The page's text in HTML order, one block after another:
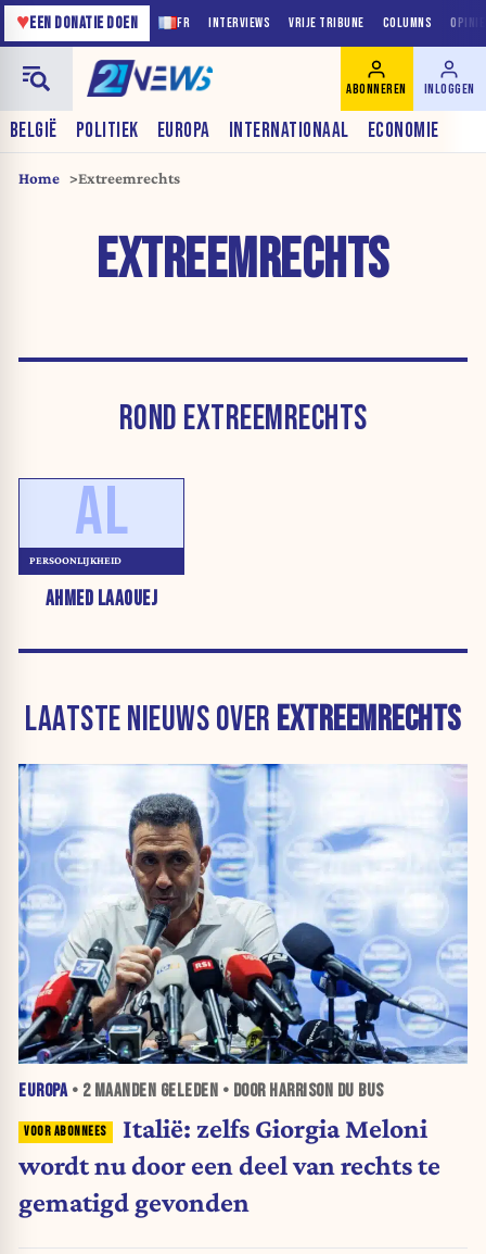
FR INTERVIEWS VRIJE TRIBUNE COLUMNS
♥EEN DONATIE DOEN
BELGIË POLITIEK EUROPA INTERNATIONAAL ECONOMIE
ABONNEREN INLOGGEN
Home Extreemrechts
EXTREEMRECHTS
ROND EXTREEMRECHTS
AHMED LAAOUEJ
AL
PERSOONLIJKHEID
LAATSTE NIEUWS OVER EXTREEMRECHTS
EUROPA• 2 MAANDEN GELEDEN • DOOR HARRISON DU BUS
Italië: zelfs Giorgia Meloni
wordt nu door een deel van rechts te
gematigd gevonden